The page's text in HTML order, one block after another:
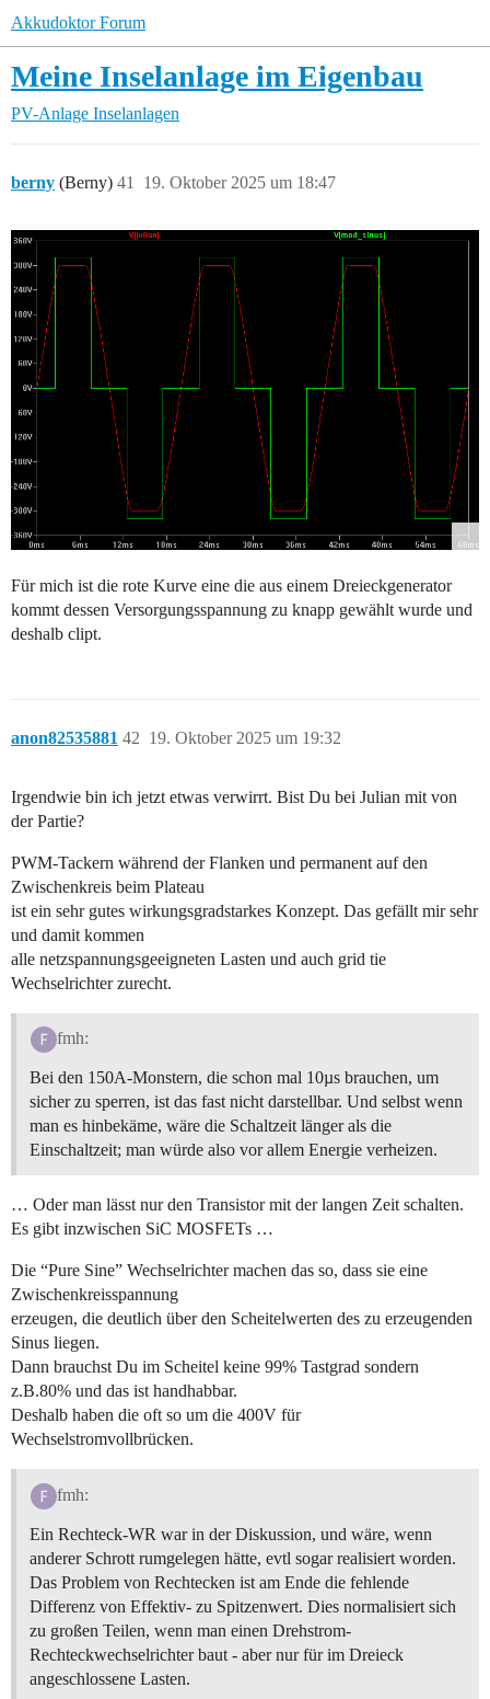
Akkudoktor Forum
Meine Inselanlage im Eigenbau
PV-Anlage Inselanlagen
berny (Berny) 19. Oktober 2025 um 18:47
41
Für mich ist die rote Kurve eine die aus einem Dreieckgenerator
kommt dessen Versorgungsspannung zu knapp gewählt wurde und
deshalb clipt.
anon82535881 19. Oktober 2025 um 19:32
42
Irgendwie bin ich jetzt etwas verwirrt. Bist Du bei Julian mit von
der Partie?
PWM-Tackern während der Flanken und permanent auf den
Zwischenkreis beim Plateau
ist ein sehr gutes wirkungsgradstarkes Konzept. Das gefällt mir sehr
und damit kommen
alle netzspannungsgeeigneten Lasten und auch grid tie
Wechselrichter zurecht.
fmh:
Bei den 150A-Monstern, die schon mal 10µs brauchen, um
sicher zu sperren, ist das fast nicht darstellbar. Und selbst wenn
man es hinbekäme, wäre die Schaltzeit länger als die
Einschaltzeit; man würde also vor allem Energie verheizen.
… Oder man lässt nur den Transistor mit der langen Zeit schalten.
Es gibt inzwischen SiC MOSFETs …
Die “Pure Sine” Wechselrichter machen das so, dass sie eine
Zwischenkreisspannung
erzeugen, die deutlich über den Scheitelwerten des zu erzeugenden
Sinus liegen.
Dann brauchst Du im Scheitel keine 99% Tastgrad sondern
z.B.80% und das ist handhabbar.
Deshalb haben die oft so um die 400V für
Wechselstromvollbrücken.
fmh:
Ein Rechteck-WR war in der Diskussion, und wäre, wenn
anderer Schrott rumgelegen hätte, evtl sogar realisiert worden.
Das Problem von Rechtecken ist am Ende die fehlende
Differenz von Effektiv- zu Spitzenwert. Dies normalisiert sich
zu großen Teilen, wenn man einen Drehstrom-
Rechteckwechselrichter baut - aber nur für im Dreieck
angeschlossene Lasten.